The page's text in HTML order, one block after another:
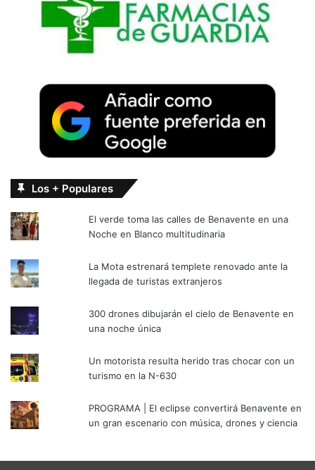
Los + Populares
El verde toma las calles de Benavente en una
Noche en Blanco multitudinaria
La Mota estrenará templete renovado ante la
llegada de turistas extranjeros
300 drones dibujarán el cielo de Benavente en
una noche única
Un motorista resulta herido tras chocar con un
turismo en la N-630
PROGRAMA | El eclipse convertirá Benavente en
un gran escenario con música, drones y ciencia